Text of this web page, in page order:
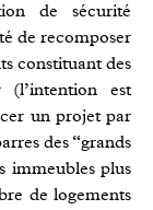
de sécurité
de recomposer
constituant des
est
un projet par
des “grands
immeubles plus
de logements